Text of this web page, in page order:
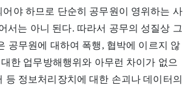
야 하므로 단순히 공무원이 영위하는 사
서는 아니 된다. 따라서 공무의 성질상 그
공무원에 대하여 폭행, 협박에 이르지 않
한 업무방해행위와 아무런 차이가 없으
정보처리장치에 대한 손괴나 데이터의